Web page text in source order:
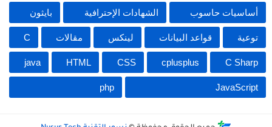
أساسيات حاسوب الشهادات الإحترافية بايثون
توعية قواعد البيانات لينكس مقالات C
C Sharp
cplusplus
CSS
HTML
java
JavaScript
php